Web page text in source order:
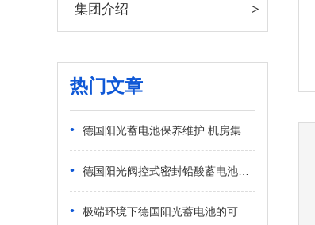
集团介绍
热门文章
• 德国阳光蓄电池保养维护 机房集群电池标准化养护规范
• 德国阳光阀控式密封铅酸蓄电池应用场景 严苛工况工业领域深度适配
• 极端环境下德国阳光蓄电池的可靠性 工业复杂工况长效运维优势